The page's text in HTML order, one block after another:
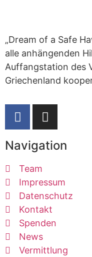
„Dream of a Safe
alle anhängenden
Auffangstation des
Griechenland
Navigation
Team
Impressum
Datenschutz
Kontakt
Spenden
News
Vermittlung